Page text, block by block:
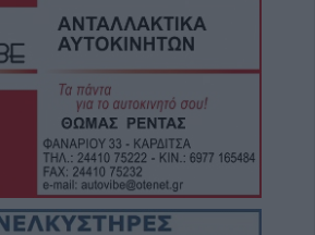
των καταναλωτών
"Οι ηλίθιοι"
παιδί σε πισίνα beach
για την «Αναβάθμιση